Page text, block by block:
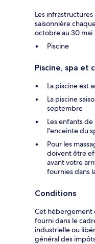
Les
saisonnière
octobre au 30 mai :
Piscine
Piscine, spa et
La piscine est
La piscine
septembre
Les enfants de
l'enceinte du
Pour les
doivent être
avant votre
fournies dans
Conditions
Cet hébergement
fourni dans le
industrielle ou
général des